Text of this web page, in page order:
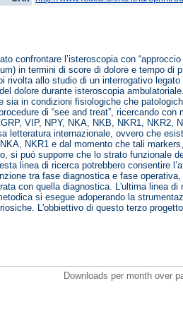
confrontare l’isteroscopia con
in termini di score di dolore e tempo di
rivolta allo studio di un interrogativo
dolore durante isteroscopia
sia in condizioni fisiologiche che
di “see and treat”, ricercando
VIP, NPY, NKA, NKB, NKR1,
letteratura internazionale, ovvero che
NKR1 e dal momento che tali
si puó supporre che lo strato funzionale
linea di ricerca potrebbero consentire
tra fase diagnostica e fase
con quella diagnostica. L'ultima linea
si esegue adoperando la
L'obbiettivo di questo terzo
Downloads per month over